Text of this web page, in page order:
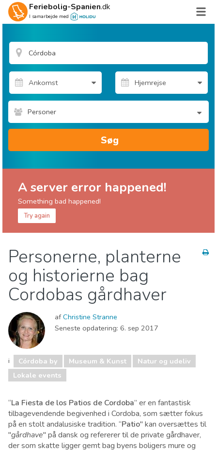
Feriebolig-Spanien.dk
I samarbejde med
Personer
Søg
A server error happened!
Something bad happened!
Try again
Lokale events
Museum & Kunst Natur og udeliv
Personerne, planterne
og historierne bag
Cordobas gårdhaver
afChristine Stranne
Seneste opdatering: 6. sep 2017
i Córdoba by Museum & Kunst
Natur og udeliv
Lokale events
“La Fiesta de los Patios de Cordoba” er en fantastisk
tilbagevendende begivenhed i Cordoba, som sætter fokus
på en stolt andalusiske tradition. “Patio" kan oversættes til
"gårdhave" på dansk og refererer til de private gårdhaver,
der som skatte ligger gemt bag byens boligers mure og